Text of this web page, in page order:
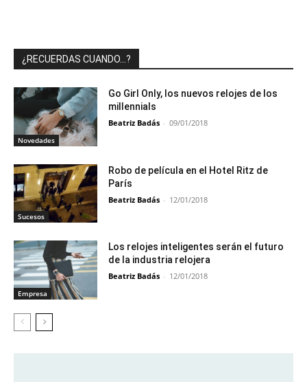
¿RECUERDAS CUANDO…?
Novedades
Go Girl Only, los nuevos relojes de los
millennials
Beatriz Badás - 09/01/2018
Sucesos
Robo de película en el Hotel Ritz de
París
Beatriz Badás - 12/01/2018
Empresa
Los relojes inteligentes serán el futuro
de la industria relojera
Beatriz Badás - 12/01/2018